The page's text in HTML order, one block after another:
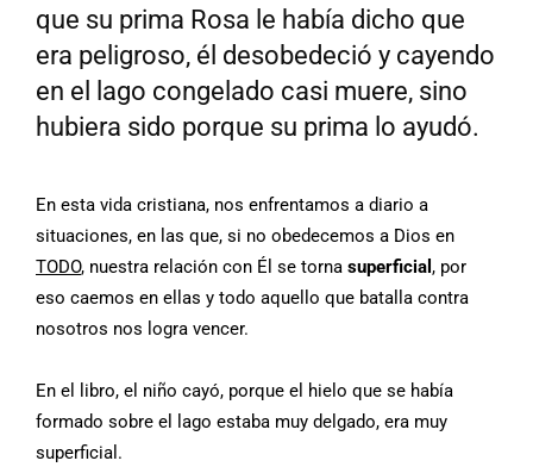
que su prima Rosa le había dicho que
era peligroso, él desobedeció y cayendo
en el lago congelado casi muere, sino
hubiera sido porque su prima lo ayudó.
En esta vida cristiana, nos enfrentamos a diario a
situaciones, en las que, si no obedecemos a Dios en
TODO, nuestra relación con Él se torna superficial , por
eso caemos en ellas y todo aquello que batalla contra
nosotros nos logra vencer.
En el libro, el niño cayó, porque el hielo que se había
formado sobre el lago estaba muy delgado, era muy
superficial.